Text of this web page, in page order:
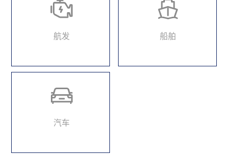
航发 船舶
汽车